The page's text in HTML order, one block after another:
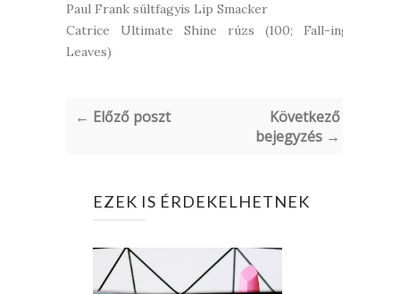
Paul Frank sültfagyis Lip Smacker
Catrice Ultimate Shine rúzs (100; Fall-ing
Leaves)
← Előző poszt
Következő
bejegyzés →
EZEK IS ÉRDEKELHETNEK